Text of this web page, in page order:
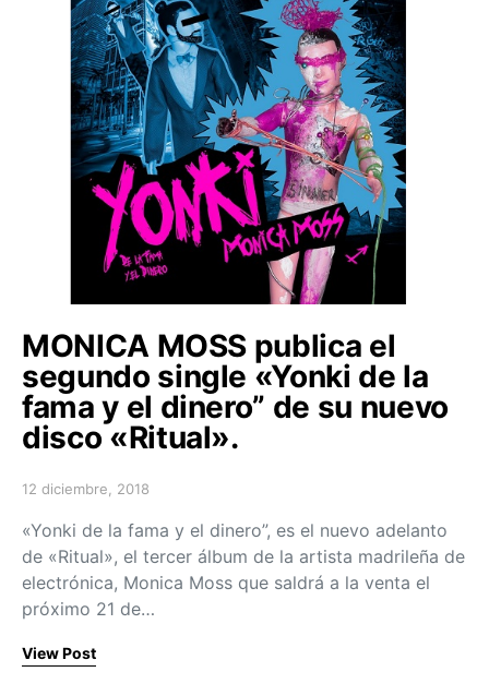
MONICA MOSS publica el
segundo single «Yonki de la
fama y el dinero” de su nuevo
disco «Ritual».
Posted on
12 diciembre, 2018
«Yonki de la fama y el dinero”, es el nuevo adelanto
de «Ritual», el tercer álbum de la artista madrileña de
electrónica, Monica Moss que saldrá a la venta el
próximo 21 de…
View Post